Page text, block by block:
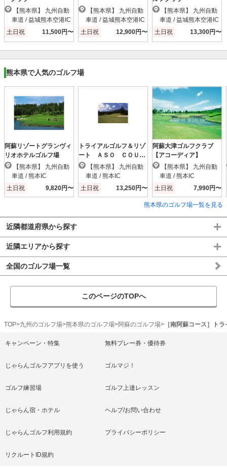
車道 / 益城熊本空港IC
土日祝
11,500円〜
車道 / 益城熊本空港IC
土日祝
12,900円〜
車道 / 益城熊本空港IC
土日祝
13,300円〜
熊本県で人気のゴルフ場
阿蘇リゾートグランヴィ
リオホテルゴルフ場
車道 / 熊本IC
土日祝
9,820円〜
トライアルゴルフ＆リゾ
ート ＡＳＯ ＣＯＵＲ
ＳＥ（阿蘇東急）
車道 / 熊本IC
土日祝
13,250円〜
阿蘇大津ゴルフクラブ
【アコーディア】
車道 / 熊本IC
土日祝
7,990円〜
熊本県のゴルフ場一覧を見る
近隣都道府県から探す
近隣エリアから探す
全国のゴルフ場一覧
このページのTOPへ
TOP 九州のゴルフ場 熊本県のゴルフ場 阿蘇のゴルフ場 ［南阿蘇コース］ト
キャンペーン・特集 無料プレー券・優待券
じゃらんゴルフアプリを使う ゴルマジ！
ゴルフ練習場 ゴルフ上達レッスン
じゃらん宿・ホテル ヘルプ/お問い合わせ
じゃらんゴルフ利用規約 プライバシーポリシー
リクルートID規約